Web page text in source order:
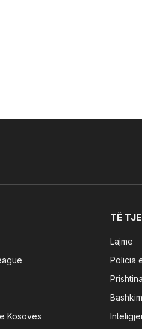
Kosovës
TË
Lajme
Policia
Prishtina